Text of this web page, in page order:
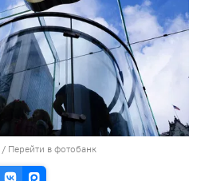
/ Перейти в фотобанк